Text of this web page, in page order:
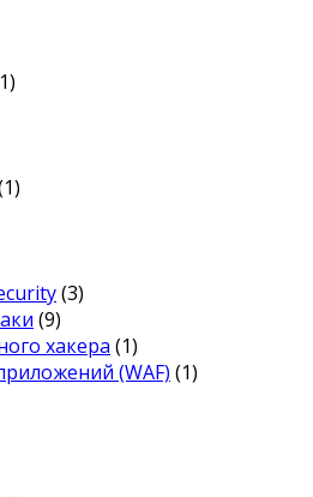
(3)
(9)
хакера (1)
(WAF) (1)